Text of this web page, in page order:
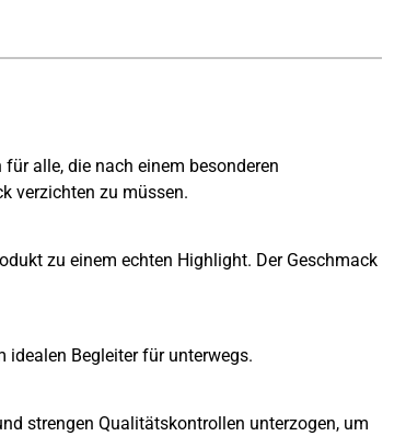
alle, die nach einem besonderen
verzichten zu müssen.
zu einem echten Highlight. Der Geschmack
idealen Begleiter für unterwegs.
strengen Qualitätskontrollen unterzogen, um